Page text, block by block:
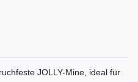
JOLLY-Mine, ideal für